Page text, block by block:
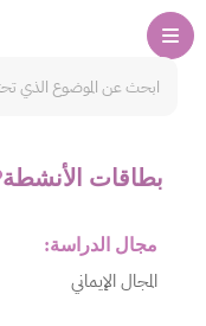
بطاقات الأنشطة
مجال الدراسة:
المجال الإيماني